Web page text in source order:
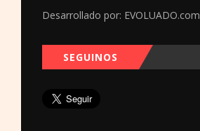
Desarrollado por: EVOLUADO.com
SEGUINOS